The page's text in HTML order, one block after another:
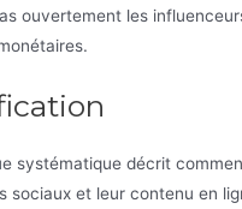
ouvertement les
systématique décrit
sociaux et leur contenu en